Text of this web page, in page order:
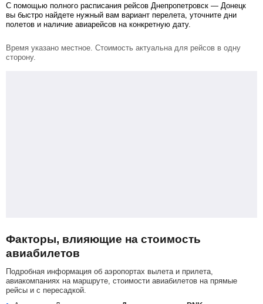
С помощью полного расписания рейсов Днепропетровск — Донецк
вы быстро найдете нужный вам вариант перелета, уточните дни
полетов и наличие авиарейсов на конкретную дату.
Время указано местное. Стоимость актуальна для рейсов в одну
сторону.
Факторы, влияющие на стоимость
авиабилетов
Подробная информация об аэропортах вылета и прилета,
авиакомпаниях на маршруте, стоимости авиабилетов на прямые
рейсы и с пересадкой.